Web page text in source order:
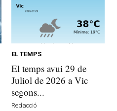
EL TEMPS
El temps avui 29 de
Juliol de 2026 a Vic
segons...
Redacció